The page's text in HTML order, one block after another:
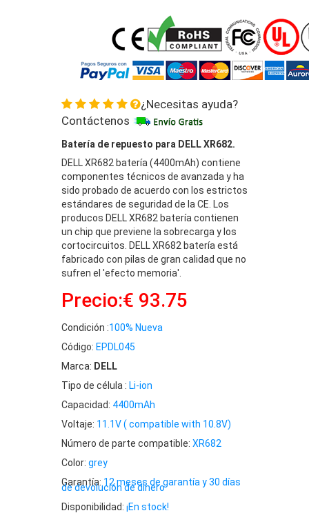
¿Necesitas ayuda?
Contáctenos
Batería de repuesto para DELL XR682.
DELL XR682 batería (4400mAh) contiene
componentes técnicos de avanzada y ha
sido probado de acuerdo con los estrictos
estándares de seguridad de la CE. Los
producos DELL XR682 batería contienen
un chip que previene la sobrecarga y los
cortocircuitos. DELL XR682 batería está
fabricado con pilas de gran calidad que no
sufren el 'efecto memoria'.
Precio:€ 93.75
Condición :100% Nueva
Código: EPDL045
Marca: DELL
Tipo de célula : Li-ion
Capacidad: 4400mAh
Voltaje: 11.1V ( compatible with 10.8V)
Número de parte compatible: XR682
Color: grey
Garantía: 12 meses de garantía y 30 días
de devolución de dinero
Disponibilidad: ¡En stock!